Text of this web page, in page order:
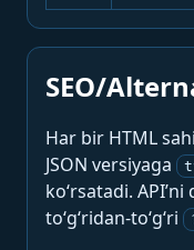
SEO/
Har bir HTML
JSON versiyaga
ko‘rsatadi.
to‘g‘ridan-to‘g‘ri